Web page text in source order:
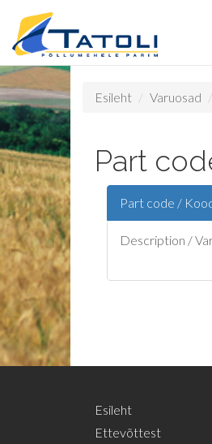
Esileht Varuosad
Part
Part code /
Description /
Esileht
Ettevõttest